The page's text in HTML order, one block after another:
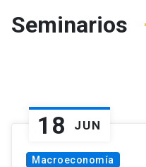
Seminarios
18 JUN
Macroeconomía